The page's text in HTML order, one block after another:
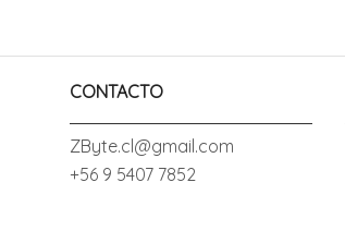
CONTACTO
ZByte.cl@gmail.com
+56 9 5407 7852